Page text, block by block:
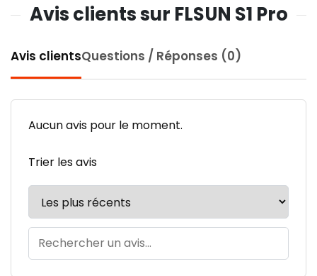
Avis clients sur FLSUN S1 Pro
Avis clientsQuestions / Réponses (0)
Aucun avis pour le moment.
Trier les avis